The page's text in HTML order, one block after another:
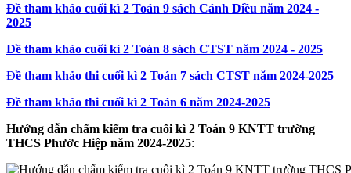
Đề tham khảo cuối kì 2 Toán 9 sách Cánh Diều năm 2024 -
2025
Đề tham khảo cuối kì 2 Toán 8 sách CTST năm 2024 - 2025
Đề tham khảo thi cuối kì 2 Toán 7 sách CTST năm 2024-2025
Đề tham khảo thi cuối kì 2 Toán 6 năm 2024-2025
Hướng dẫn chấm kiểm tra cuối kì 2 Toán 9 KNTT trường
THCS Phước Hiệp năm 2024-2025: